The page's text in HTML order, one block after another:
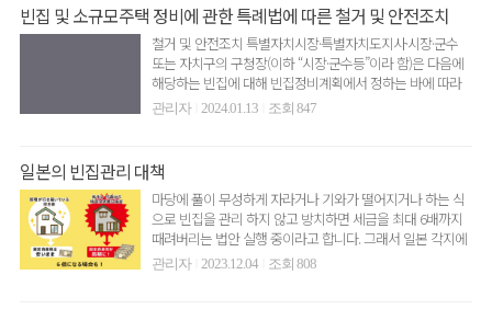
빈집 및 소규모주택 정비에 관한 특례법에 따른 철거 및 안전조치
철거 및 안전조치 특별자치시장·특별자치도지사·시장·군수
또는 자치구의 구청장(이하 “시장·군수등”이라 함)은 다음에
해당하는 빈집에 대해 빈집정비계획에서 정하는 바에 따라
해당 빈..
관리자 2024.01.13 조회 847
일본의 빈집관리 대책
마당에 풀이 무성하게 자라거나 기와가 떨어지거나 하는 식
으로 빈집을 관리 하지 않고 방치하면 세금을 최대 6배까지
때려버리는 법안 실행 중이라고 합니다. 그래서 일본 각지에
서 빈집..
관리자 2023.12.04 조회 808